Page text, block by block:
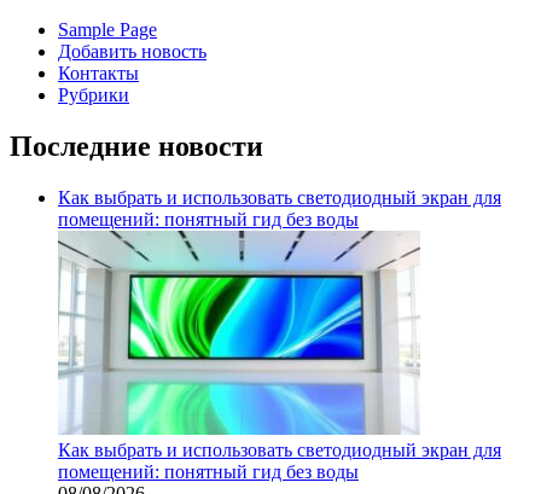
Sample Page
Добавить новость
Контакты
Рубрики
Последние новости
Как выбрать и использовать светодиодный экран для
помещений: понятный гид без воды
Как выбрать и использовать светодиодный экран для
помещений: понятный гид без воды